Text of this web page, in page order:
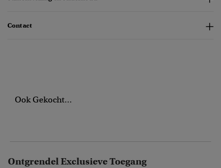
Contact
Ook Gekocht...
Ontgrendel Exclusieve Toegang